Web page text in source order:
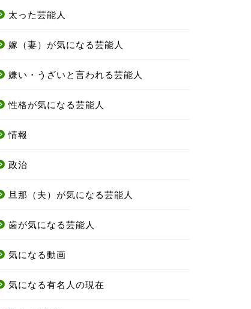
太った芸能人
嫁（妻）が気になる芸能人
嫌い・うざいと言われる芸能人
性格が気になる芸能人
情報
政治
旦那（夫）が気になる芸能人
歯が気になる芸能人
気になる動画
気になる有名人の現在